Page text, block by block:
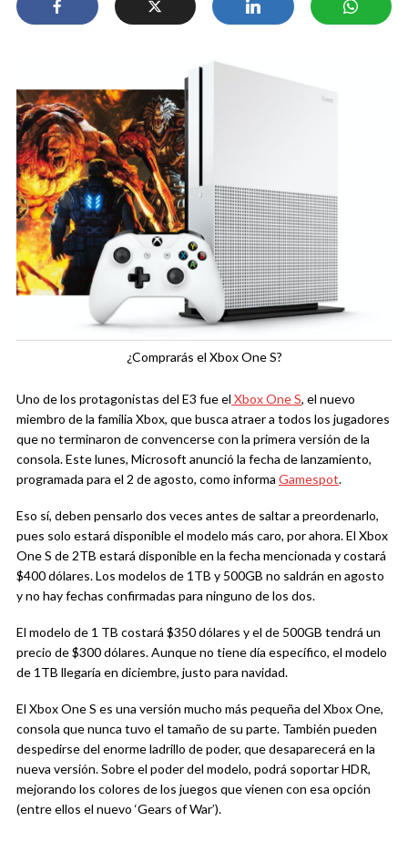
¿Comprarás el Xbox One S?
Uno de los protagonistas del E3 fue el Xbox One S, el nuevo
miembro de la familia Xbox, que busca atraer a todos los jugadores
que no terminaron de convencerse con la primera versión de la
consola. Este lunes, Microsoft anunció la fecha de lanzamiento,
programada para el 2 de agosto, como informa Gamespot.
Eso sí, deben pensarlo dos veces antes de saltar a preordenarlo,
pues solo estará disponible el modelo más caro, por ahora. El Xbox
One S de 2TB estará disponible en la fecha mencionada y costará
$400 dólares. Los modelos de 1TB y 500GB no saldrán en agosto
y no hay fechas confirmadas para ninguno de los dos.
El modelo de 1 TB costará $350 dólares y el de 500GB tendrá un
precio de $300 dólares. Aunque no tiene día específico, el modelo
de 1TB llegaría en diciembre, justo para navidad.
El Xbox One S es una versión mucho más pequeña del Xbox One,
consola que nunca tuvo el tamaño de su parte. También pueden
despedirse del enorme ladrillo de poder, que desaparecerá en la
nueva versión. Sobre el poder del modelo, podrá soportar HDR,
mejorando los colores de los juegos que vienen con esa opción
(entre ellos el nuevo ‘Gears of War’).